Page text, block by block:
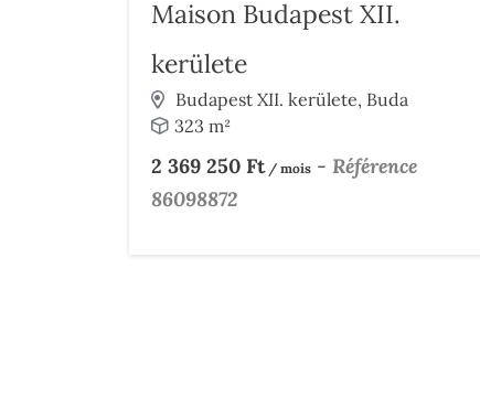
Maison Budapest XII.
kerülete
Budapest XII. kerülete, Buda
323 m²
2 369 250 Ft/ mois - Référence
86098872